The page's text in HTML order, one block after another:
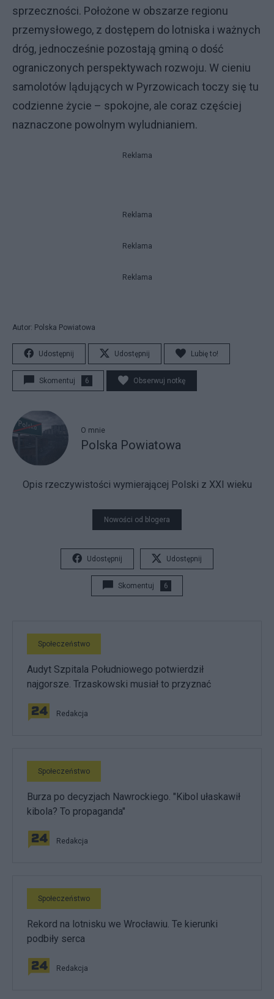
sprzeczności. Położone w obszarze regionu
przemysłowego, z dostępem do lotniska i ważnych
dróg, jednocześnie pozostają gminą o dość
ograniczonych perspektywach rozwoju. W cieniu
samolotów lądujących w Pyrzowicach toczy się tu
codzienne życie – spokojne, ale coraz częściej
naznaczone powolnym wyludnianiem.
Reklama
Reklama
Reklama
Reklama
Autor: Polska Powiatowa
Udostępnij Udostępnij Lubię to!
Skomentuj 6 Obserwuj notkę
O mnie
Polska Powiatowa
Opis rzeczywistości wymierającej Polski z XXI wieku
Nowości od blogera
Udostępnij Udostępnij
Skomentuj 6
Społeczeństwo
Audyt Szpitala Południowego potwierdził
najgorsze. Trzaskowski musiał to przyznać
Redakcja
Społeczeństwo
Burza po decyzjach Nawrockiego. "Kibol ułaskawił
kibola? To propaganda"
Redakcja
Społeczeństwo
Rekord na lotnisku we Wrocławiu. Te kierunki
podbiły serca
Redakcja